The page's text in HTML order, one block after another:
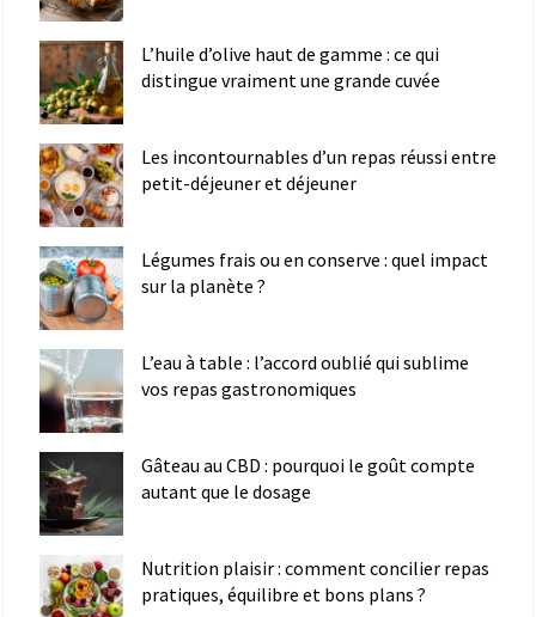
L’huile d’olive haut de gamme : ce qui
distingue vraiment une grande cuvée
Les incontournables d’un repas réussi entre
petit-déjeuner et déjeuner
Légumes frais ou en conserve : quel impact
sur la planète ?
L’eau à table : l’accord oublié qui sublime
vos repas gastronomiques
Gâteau au CBD : pourquoi le goût compte
autant que le dosage
Nutrition plaisir : comment concilier repas
pratiques, équilibre et bons plans ?